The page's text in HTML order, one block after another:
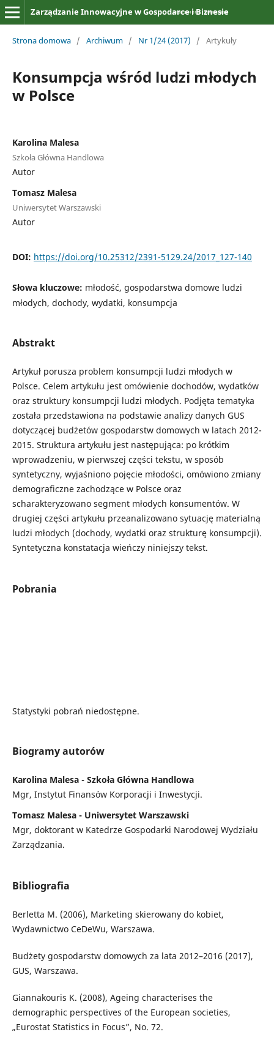
Zarządzanie Innowacyjne w Gospodarce i Biznesie
Strona domowa / Archiwum / Nr 1/24 (2017) / Artykuły
Konsumpcja wśród ludzi młodych
w Polsce
Karolina Malesa
Szkoła Główna Handlowa
Autor
Tomasz Malesa
Uniwersytet Warszawski
Autor
DOI: https://doi.org/10.25312/2391-5129.24/2017_127-140
Słowa kluczowe: młodość, gospodarstwa domowe ludzi
młodych, dochody, wydatki, konsumpcja
Abstrakt
Artykuł porusza problem konsumpcji ludzi młodych w
Polsce. Celem artykułu jest omówienie dochodów, wydatków
oraz struktury konsumpcji ludzi młodych. Podjęta tematyka
została przedstawiona na podstawie analizy danych GUS
dotyczącej budżetów gospodarstw domowych w latach 2012-
2015. Struktura artykułu jest następująca: po krótkim
wprowadzeniu, w pierwszej części tekstu, w sposób
syntetyczny, wyjaśniono pojęcie młodości, omówiono zmiany
demograficzne zachodzące w Polsce oraz
scharakteryzowano segment młodych konsumentów. W
drugiej części artykułu przeanalizowano sytuację materialną
ludzi młodych (dochody, wydatki oraz strukturę konsumpcji).
Syntetyczna konstatacja wieńczy niniejszy tekst.
Pobrania
Statystyki pobrań niedostępne.
Biogramy autorów
Karolina Malesa - Szkoła Główna Handlowa
Mgr, Instytut Finansów Korporacji i Inwestycji.
Tomasz Malesa - Uniwersytet Warszawski
Mgr, doktorant w Katedrze Gospodarki Narodowej Wydziału
Zarządzania.
Bibliografia
Berletta M. (2006), Marketing skierowany do kobiet,
Wydawnictwo CeDeWu, Warszawa.
Budżety gospodarstw domowych za lata 2012–2016 (2017),
GUS, Warszawa.
Giannakouris K. (2008), Ageing characterises the
demographic perspectives of the European societies,
„Eurostat Statistics in Focus”, No. 72.